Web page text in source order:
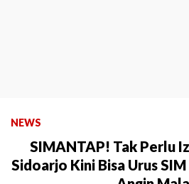
NEWS
SIMANTAP! Tak Perlu
Sidoarjo Kini Bisa Urus